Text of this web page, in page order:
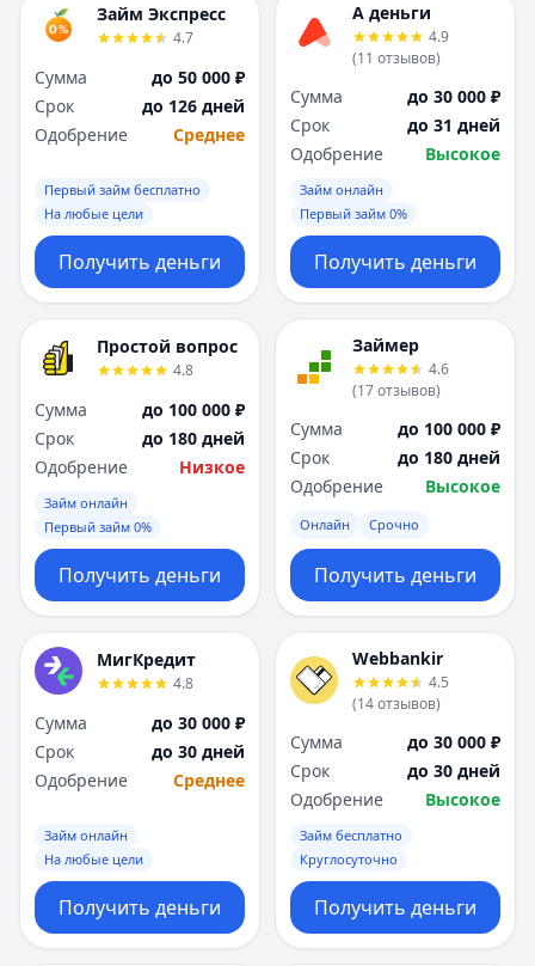
Займ Экспресс
4.7
Сумма
до 50 000 ₽
Срок
до 126 дней
Одобрение
Среднее
Первый займ бесплатно
На любые цели
Получить деньги
А деньги
4.9
(11 отзывов)
Сумма
до 30 000 ₽
Срок
до 31 дней
Одобрение
Высокое
Займ онлайн
Первый займ 0%
Получить деньги
Простой вопрос
4.8
Сумма
до 100 000 ₽
Срок
до 180 дней
Одобрение
Низкое
Займ онлайн
Первый займ 0%
Получить деньги
Займер
4.6
(17отзывов)
Сумма
до 100 000 ₽
Срок
до 180 дней
Одобрение
Высокое
Онлайн Срочно
Получить деньги
МигКредит
4.8
Сумма
до 30 000 ₽
Срок
до 30 дней
Одобрение
Среднее
Займ онлайн
На любые цели
Получить деньги
Webbankir
4.5
(14отзывов)
Сумма
до 30 000 ₽
Срок
до 30 дней
Одобрение
Высокое
Займ бесплатно
Круглосуточно
Получить деньги